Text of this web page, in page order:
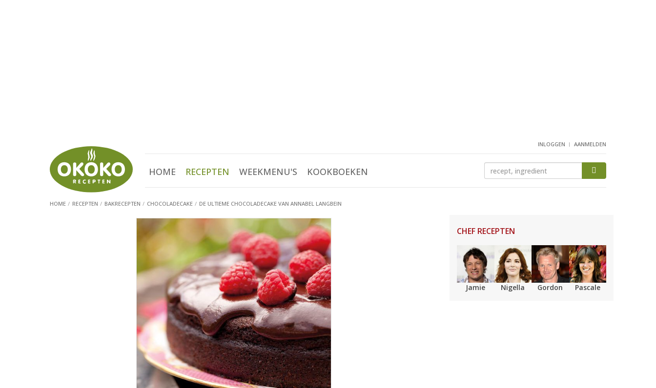
INLOGGEN AANMELDEN
HOME RECEPTEN WEEKMENU'S KOOKBOEKEN
HOME RECEPTEN BAKRECEPTEN CHOCOLADECAKE DE ULTIEME CHOCOLADECAKE VAN ANNABEL LANGBEIN
CHEF RECEPTEN
Jamie Nigella Gordon Pascale